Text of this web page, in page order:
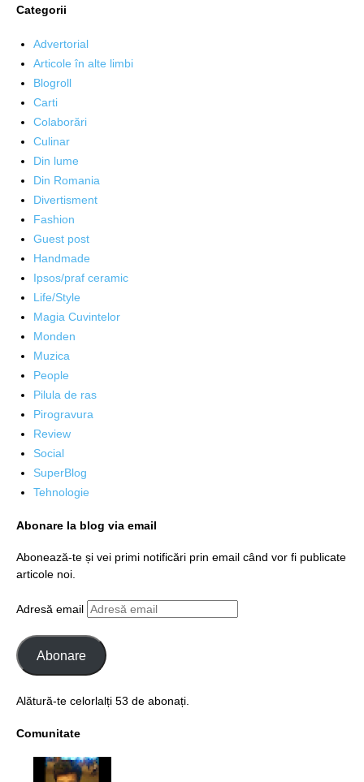
Categorii
Advertorial
Articole în alte limbi
Blogroll
Carti
Colaborări
Culinar
Din lume
Din Romania
Divertisment
Fashion
Guest post
Handmade
Ipsos/praf ceramic
Life/Style
Magia Cuvintelor
Monden
Muzica
People
Pilula de ras
Pirogravura
Review
Social
SuperBlog
Tehnologie
Abonare la blog via email
Abonează-te și vei primi notificări prin email când vor fi publicate
articole noi.
Adresă email
Abonare
Alătură-te celorlalți 53 de abonați.
Comunitate